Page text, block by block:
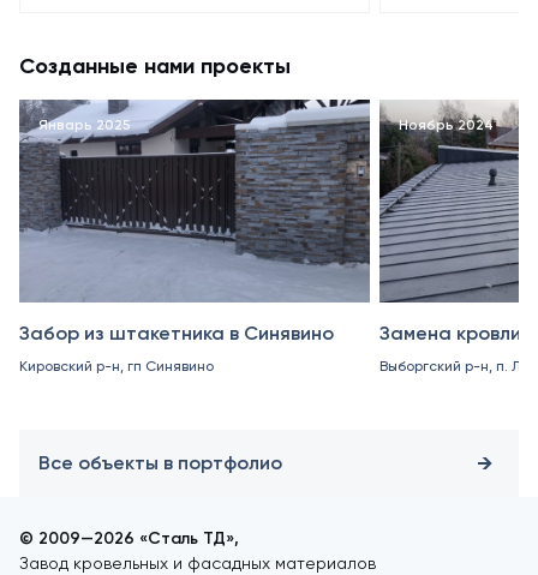
Созданные нами проекты
Январь 2025
Забор из штакетника в Синявино
Кировский р-н, гп Синявино
Ноябрь 2024
Замена кровли
Выборгский р-н, п.
Все объекты в портфолио
© 2009—2026 «Сталь ТД»,
Завод кровельных и фасадных материалов